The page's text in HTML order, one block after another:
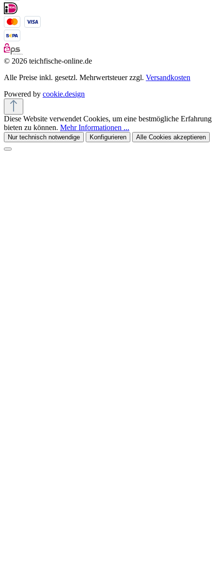
© 2026 teichfische-online.de
Alle Preise inkl. gesetzl. Mehrwertsteuer zzgl. Versandkosten
Powered by cookie.design
Diese Website verwendet Cookies, um eine bestmögliche Erfahrung
bieten zu können. Mehr Informationen ...
Nur technisch notwendige Konfigurieren Alle Cookies akzeptieren